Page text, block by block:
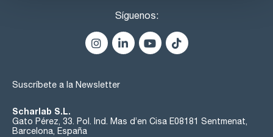
Síguenos:
Suscríbete a la Newsletter
Scharlab S.L.
Gato Pérez, 33. Pol. Ind. Mas d’en Cisa E08181 Sentmenat,
Barcelona, España